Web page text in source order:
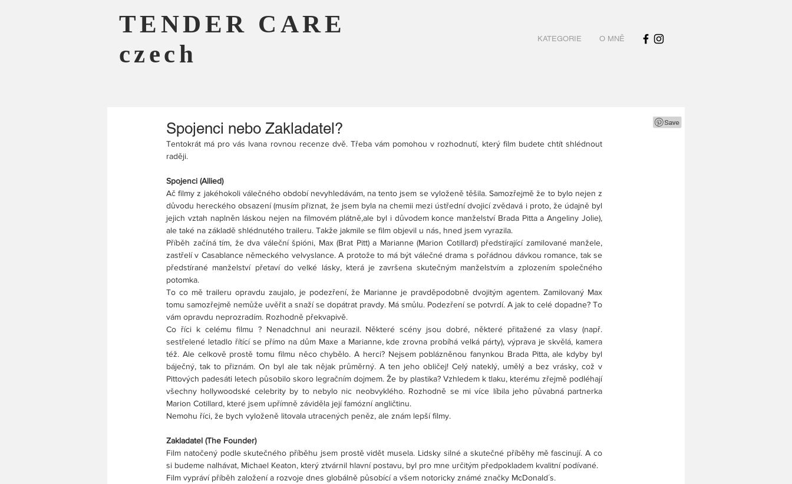
TENDER CARE
czech
KATEGORIE O MNĚ
Spojenci nebo Zakladatel?
Tentokrát má pro vás Ivana rovnou recenze dvě. Třeba vám pomohou v rozhodnutí, který film budete chtít shlédnout
raději.
Spojenci (Allied)
Ač filmy z jakéhokoli válečného období nevyhledávám, na tento jsem se vyloženě těšila. Samozřejmě že to bylo nejen z
důvodu hereckého obsazení (musím přiznat, že jsem byla na chemii mezi ústřední dvojicí zvědavá i proto, že údajně byl
jejich vztah naplněn láskou nejen na filmovém plátně,ale byl i důvodem konce manželství Brada Pitta a Angeliny Jolie),
ale také na základě shlédnutého traileru. Takže jakmile se film objevil u nás, hned jsem vyrazila.
Příběh začíná tím, že dva váleční špióni, Max (Brat Pitt) a Marianne (Marion Cotillard) předstírající zamilované manžele,
zastřelí v Casablance německého velvyslance. A protože to má být válečné drama s pořádnou dávkou romance, tak se
předstírané manželství přetaví do velké lásky, která je završena skutečným manželstvím a zplozením společného
potomka.
To co mě traileru opravdu zaujalo, je podezření, že Marianne je pravděpodobně dvojitým agentem. Zamilovaný Max
tomu samozřejmě nemůže uvěřit a snaží se dopátrat pravdy. Má smůlu. Podezření se potvrdí. A jak to celé dopadne? To
vám opravdu neprozradím. Rozhodně překvapivě.
Co říci k celému filmu ? Nenadchnul ani neurazil. Některé scény jsou dobré, některé přitažené za vlasy (např.
sestřelené letadlo řítící se přímo na dům Maxe a Marianne, kde zrovna probíhá velká párty), výprava je skvělá, kamera
též. Ale celkově prostě tomu filmu něco chybělo. A herci? Nejsem poblázněnou fanynkou Brada Pitta, ale kdyby byl
báječný, tak to přiznám. On byl ale tak nějak průměrný. A ten jeho obličej! Celý nateklý, umělý a bez vrásky, což v
Pittových padesáti letech působilo skoro legračním dojmem. Že by plastika? Vzhledem k tlaku, kterému zřejmě podléhají
všechny hollywoodské celebrity by to nebylo nic neobvyklého. Rozhodně se mi více líbila jeho půvabná partnerka
Marion Cotillard, které jsem upřímně záviděla její famózní angličtinu.
Nemohu říci, že bych vyloženě litovala utracených peněz, ale znám lepší filmy.
Zakladatel (The Founder)
Film natočený podle skutečného příběhu jsem prostě vidět musela. Lidsky silné a skutečné příběhy mě fascinují. A co
si budeme nalhávat, Michael Keaton, který ztvárnil hlavní postavu, byl pro mne určitým předpokladem kvalitní podívané.
Film vypráví příběh založení a rozvoje dnes globálně působící a všem notoricky známé značky McDonald´s.